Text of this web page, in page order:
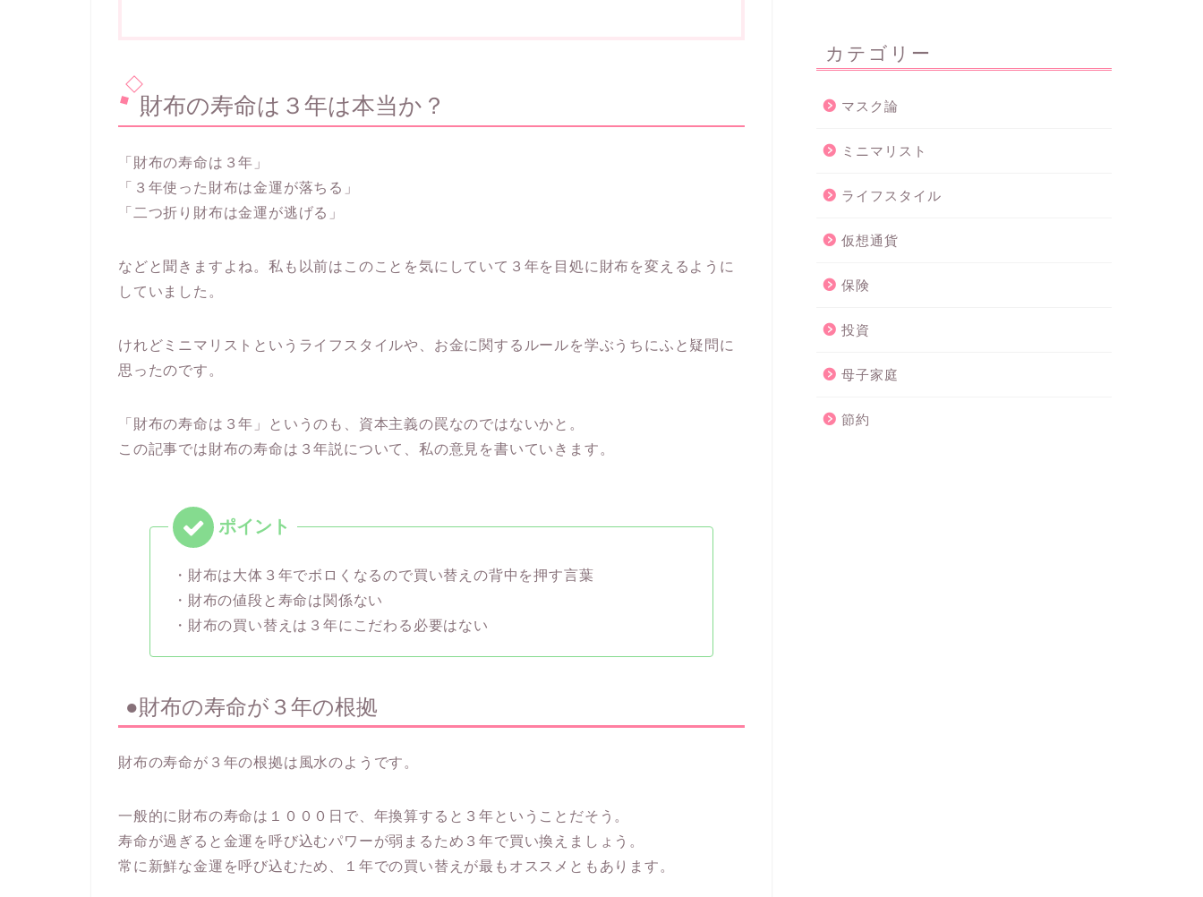
財布の寿命は３年は本当か？
「財布の寿命は３年」
「３年使った財布は金運が落ちる」
「二つ折り財布は金運が逃げる」
などと聞きますよね。私も以前はこのことを気にしていて３年を目処に財布を変えるように
していました。
けれどミニマリストというライフスタイルや、お金に関するルールを学ぶうちにふと疑問に
思ったのです。
「財布の寿命は３年」というのも、資本主義の罠なのではないかと。
この記事では財布の寿命は３年説について、私の意見を書いていきます。
・財布は大体３年でボロくなるので買い替えの背中を押す言葉
・財布の値段と寿命は関係ない
・財布の買い替えは３年にこだわる必要はない
●財布の寿命が３年の根拠
財布の寿命が３年の根拠は風水のようです。
一般的に財布の寿命は１０００日で、年換算すると３年ということだそう。
寿命が過ぎると金運を呼び込むパワーが弱まるため３年で買い換えましょう。
常に新鮮な金運を呼び込むため、１年での買い替えが最もオススメともあります。
カテゴリー
マスク論
ミニマリスト
ライフスタイル
仮想通貨
保険
投資
母子家庭
節約